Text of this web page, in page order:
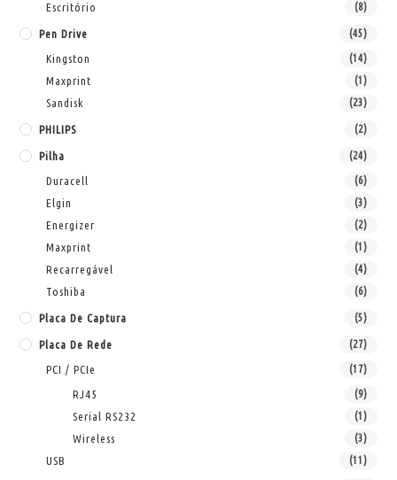
Escritório (8)
Pen Drive (45)
Kingston (14)
Maxprint (1)
Sandisk (23)
PHILIPS (2)
Pilha (24)
Duracell (6)
Elgin (3)
Energizer (2)
Maxprint (1)
Recarregável (4)
Toshiba (6)
Placa De Captura (5)
Placa De Rede (27)
PCI / PCIe (17)
RJ45 (9)
Serial RS232 (1)
Wireless (3)
USB (11)